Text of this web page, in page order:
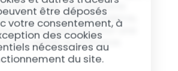
être déposés
votre consentement, à
des cookies
nécessaires au
du site.
cassé, une batterie
ou tout autre problème,
votre appareil pour une
rapide et efficace.